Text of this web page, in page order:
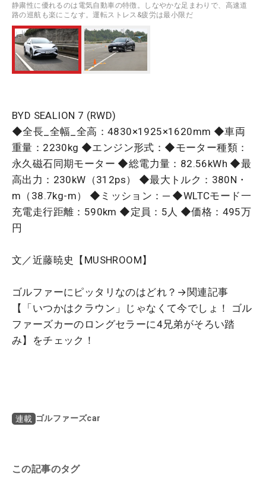
静粛性に優れるのは電気自動車の特徴。しなやかな足まわりで、高速道
路の巡航も楽にこなす。運転ストレス&疲労は最小限だ
BYD SEALION 7 (RWD)
◆全長_全幅_全高：4830×1925×1620mm ◆車両
重量：2230kg ◆エンジン形式：◆モーター種類：
永久磁石同期モーター ◆総電力量：82.56kWh ◆最
高出力：230kW（312ps） ◆最大トルク：380N・
m（38.7kg-m） ◆ミッション：─ ◆WLTCモード一
充電走行距離：590km ◆定員：5人 ◆価格：495万
円
文／近藤暁史【MUSHROOM】
ゴルファーにピッタリなのはどれ？→関連記事
【 「いつかはクラウン」じゃなくて今でしょ！ ゴル
ファーズカーのロングセラーに4兄弟がそろい踏
み】をチェック！
連載 ゴルファーズcar
この記事のタグ